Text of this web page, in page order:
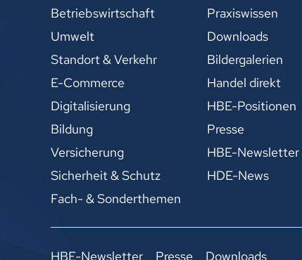
Betriebswirtschaft
Umwelt
Standort & Verkehr
E-Commerce
Digitalisierung
Bildung
Versicherung
Sicherheit & Schutz
Fach- & Sonderthemen
Praxiswissen
Downloads
Bildergalerien
Handel direkt
HBE-Positionen
Presse
HBE-Newsletter
HDE-News
HBE-Newsletter Presse Downloads